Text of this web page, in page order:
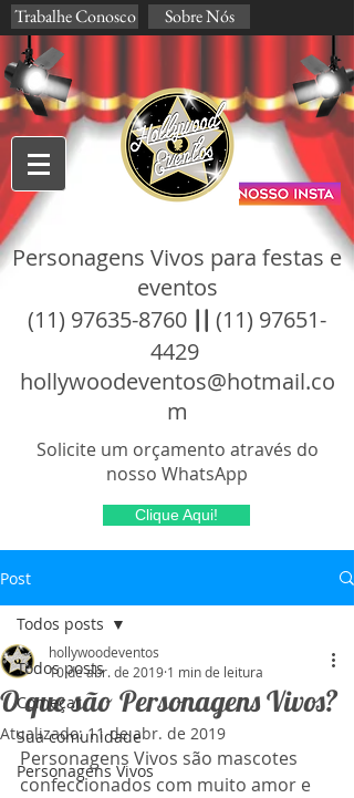
Trabalhe Conosco Sobre Nós
Personagens Vivos para festas e
eventos
(11) 97635-8760 || (11) 97651-
4429
hollywoodeventos@hotmail.co
m
Solicite um orçamento através do
nosso WhatsApp
Clique Aqui!
Post
Todos posts
Começar
Sua comunidade
Personagens Vivos
Todos posts
O que são Personagens Vivos?
hollywoodeventos
10 de abr. de 2019 1 min de leitura
Atualizado:11 de abr. de 2019
Personagens Vivos são mascotes
confeccionados com muito amor e